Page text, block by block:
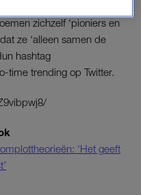
zichzelf ‘pioniers en
ze ‘alleen samen de
hashtag
time trending op Twitter.
‘Het geeft